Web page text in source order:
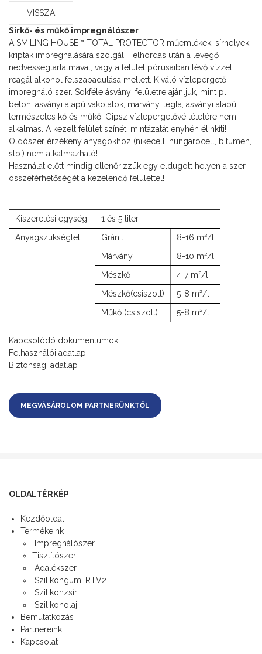
VISSZA
Sírkő- és műkő impregnálószer
A SMILING HOUSE™ TOTAL PROTECTOR műemlékek, sírhelyek,
kripták impregnálására szolgál. Felhordás után a levegő
nedvességtartalmával, vagy a felület pórusaiban lévő vízzel
reagál alkohol felszabadulása mellett. Kiváló vízlepergető,
impregnáló szer. Sokféle ásványi felületre ajánljuk, mint pl.:
beton, ásványi alapú vakolatok, márvány, tégla, ásványi alapú
természetes kő és műkő. Gipsz vízlepergetővé tételére nem
alkalmas. A kezelt felület színét, mintázatát enyhén élinkíti!
Oldószer érzékeny anyagokhoz (nikecell, hungarocell, bitumen,
stb.) nem alkalmazható!
Használat előtt mindig ellenőrizzük egy eldugott helyen a szer
összeférhetőségét a kezelendő felülettel!
Kiszerelési egység:
1 és 5 liter
Anyagszükséglet
Gránit
8-16 m²/l
Márvány
8-10 m²/l
Mészkő
4-7 m²/l
Mészkő(csiszolt)
5-8 m²/l
Műkő (csiszolt)
5-8 m²/l
Kapcsolódó dokumentumok:
Felhasználói adatlap
Biztonsági adatlap
MEGVÁSÁROLOM PARTNERÜNKTŐL
OLDALTÉRKÉP
Kezdőoldal
Termékeink
Impregnálószer
Tisztítószer
Adalékszer
Szilikongumi RTV2
Szilikonzsír
Szilikonolaj
Bemutatkozás
Partnereink
Kapcsolat